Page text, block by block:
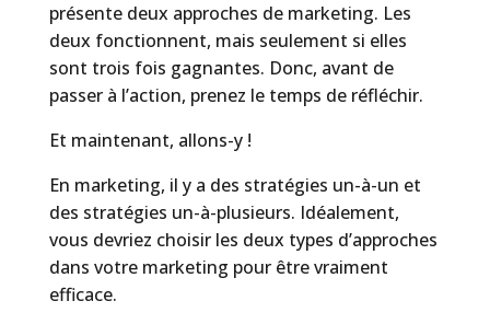
présente deux approches de marketing. Les
deux fonctionnent, mais seulement si elles
sont trois fois gagnantes. Donc, avant de
passer à l’action, prenez le temps de réfléchir.
Et maintenant, allons-y !
En marketing, il y a des stratégies un-à-un et
des stratégies un-à-plusieurs. Idéalement,
vous devriez choisir les deux types d’approches
dans votre marketing pour être vraiment
efficace.